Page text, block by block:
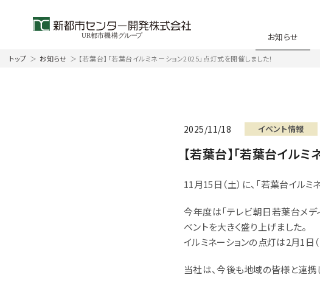
お知らせ
トップ ＞ お知らせ ＞ 【若葉台】「若葉台イルミネーション2025」点灯式を開催しました！
2025/11/18 イベント情報
【若葉台】「若葉台イル
11月15日（土）に、「若葉台イル
今年度は「テレビ朝日若葉台メデ
ベントを大きく盛り上げました。
イルミネーションの点灯は2月1日
当社は、今後も地域の皆様と連携